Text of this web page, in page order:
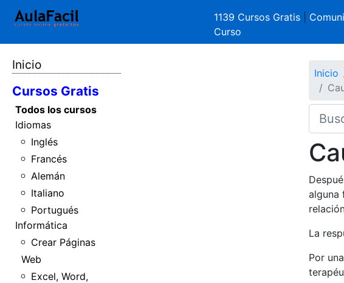
1139 Cursos Gratis
Curso
Inicio
Cursos Gratis
Todos los cursos
Idiomas
Inglés
Francés
Alemán
Italiano
Portugués
Informática
Crear Páginas
Web
Excel, Word,
Inicio
alguna
La
Por